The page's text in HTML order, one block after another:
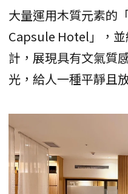
大量運用木質元素的
Capsule Hotel」，
計，展現具有文氣質
光，給人一種平靜且